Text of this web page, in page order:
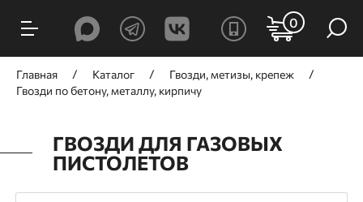
0
Главная Каталог
Гвозди, метизы, крепеж
Гвозди по бетону, металлу, кирпичу
ГВОЗДИ ДЛЯ ГАЗОВЫХ
ПИСТОЛЕТОВ
ФИЛЬТРЫ
Цена, ₽